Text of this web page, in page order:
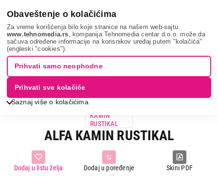
Obaveštenje o kolačićima
Za vreme korišćenja bilo koje stranice na našem web-sajtu
www.tehnomedia.rs , kompanija Tehnomedia centar d.o.o. može da
sačuva određene informacije na korisnikov uređaj putem "kolačića"
(engleski "cookies").
Saznaj više o kolačićima
Prihvati samo neophodne
Prihvati sve kolačiće
Grejanje i hlađenje Kamini Alfa kamin rust...
ALFA KAMIN RUSTIKAL
Skini PDF
Dodaj u poređenje
Dodaj u listu želja